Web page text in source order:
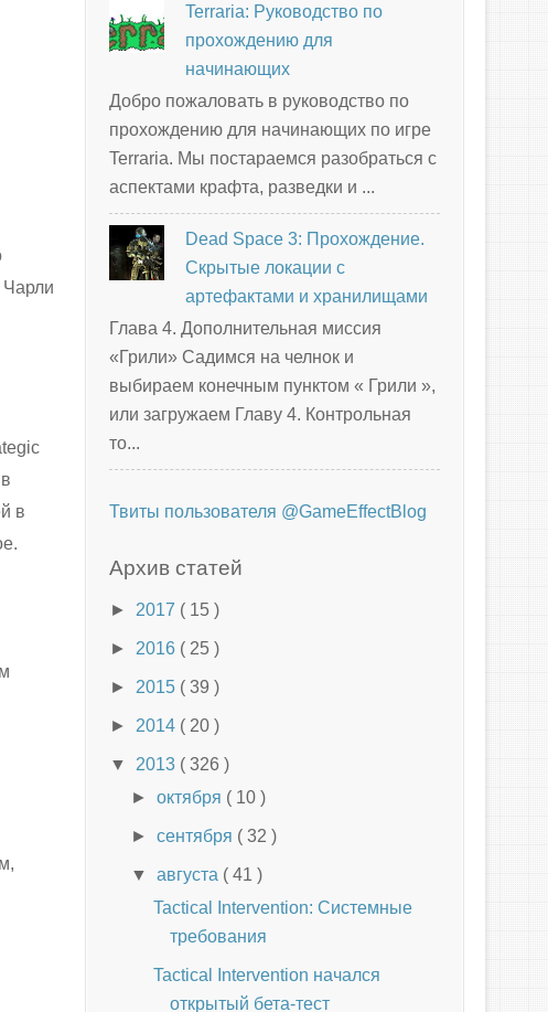
Чарли
в
Terraria: Руководство по
прохождению для
начинающих
Добро пожаловать в руководство по
прохождению для начинающих по игре
Terraria. Мы постараемся разобраться с
аспектами крафта, разведки и ...
Dead Space 3: Прохождение.
Скрытые локации с
артефактами и хранилищами
Глава 4. Дополнительная миссия
«Грили» Садимся на челнок и
выбираем конечным пунктом « Грили »,
или загружаем Главу 4. Контрольная
то...
Твиты пользователя @GameEffectBlog
Архив статей
► 2017 ( 15 )
► 2016 ( 25 )
► 2015 ( 39 )
► 2014 ( 20 )
▼ 2013 ( 326 )
►октября ( 10 )
►сентября ( 32 )
▼августа ( 41 )
Tactical Intervention: Системные
требования
Tactical Intervention начался
открытый бета-тест